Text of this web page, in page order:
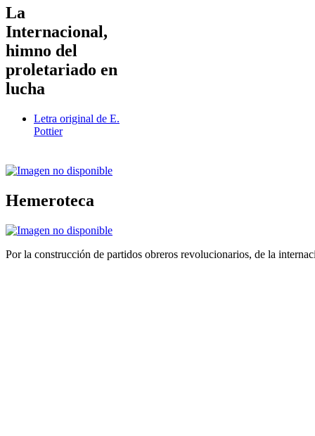
La
Internacional,
himno del
proletariado en
lucha
Letra original de E.
Pottier
Hemeroteca
Por la construcción de partidos obreros revolucionarios, de la